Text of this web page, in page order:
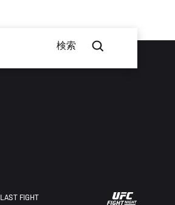
検索
LAST FIGHT
UFC